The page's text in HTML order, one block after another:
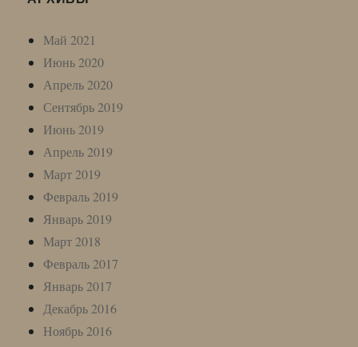
Май 2021
Июнь 2020
Апрель 2020
Сентябрь 2019
Июнь 2019
Апрель 2019
Март 2019
Февраль 2019
Январь 2019
Март 2018
Февраль 2017
Январь 2017
Декабрь 2016
Ноябрь 2016